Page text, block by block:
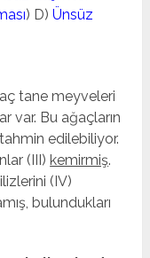
) D)Ünsüz
tane meyveleri
var. Bu ağaçların
edilebiliyor.
(III) kemirmiş.
(IV)
bulundukları